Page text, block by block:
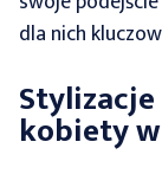
dla nich
kobiety